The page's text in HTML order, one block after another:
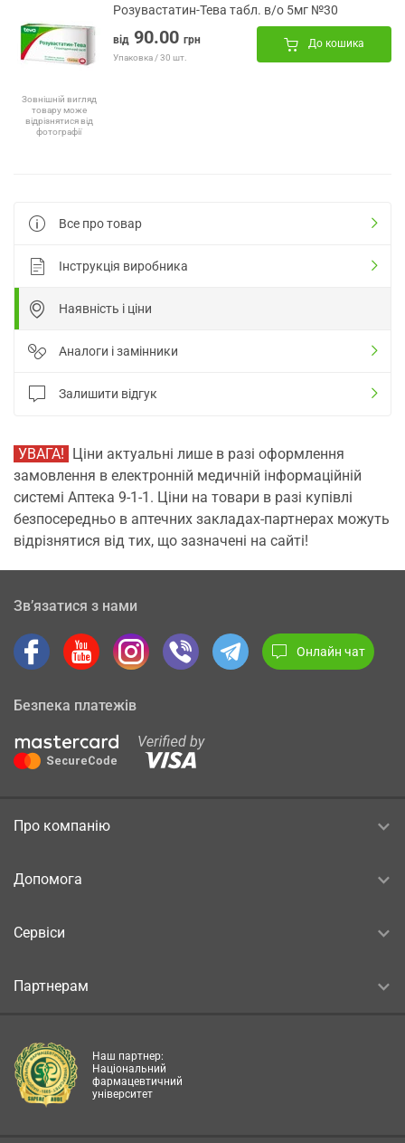
Зовнішній вигляд
товару може
відрізнятися від
фотографії
Розувастатин-Тева табл. в/о 5мг №30
від 90.00 грн
Упаковка / 30 шт.
До кошика
Все про товар
Інструкція виробника
Наявність і ціни
Аналоги і замінники
Залишити відгук
УВАГА! Ціни актуальні лише в разі оформлення
замовлення в електронній медичній інформаційній
системі Аптека 9-1-1. Ціни на товари в разі купівлі
безпосередньо в аптечних закладах-партнерах можуть
відрізнятися від тих, що зазначені на сайті!
Зв’язатися з нами
Онлайн чат
Безпека платежів
Про компанію
Допомога
Сервіси
Партнерам
Наш партнер:
Національний
фармацевтичний
університет